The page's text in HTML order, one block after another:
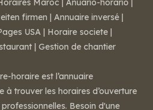
Maroc | Anuario-horario |
firmen | Annuaire inversé |
USA | Horaire societe |
| Gestion de chantier
horaire est l’annuaire
à trouver les horaires d’ouverture
Besoin d'une